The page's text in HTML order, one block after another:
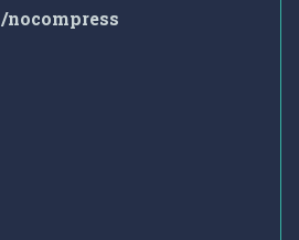
/nocompress